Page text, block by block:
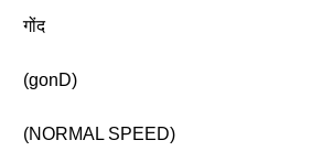
गोंद
(gonD)
(NORMAL SPEED)